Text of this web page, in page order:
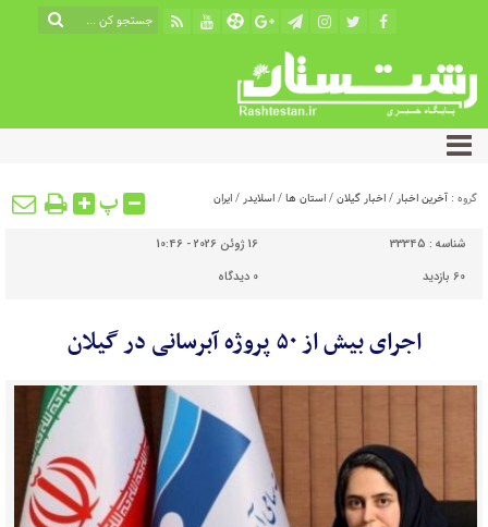
گروه : آخرین اخبار/اخبار گیلان/استان ها/اسلایدر/ایران پ
شناسه : 33345
16 ژوئن 2026 - 10:46
60 بازدید
0 دیدگاه
اجرای بیش از ۵۰ پروژه آبرسانی در گیلان